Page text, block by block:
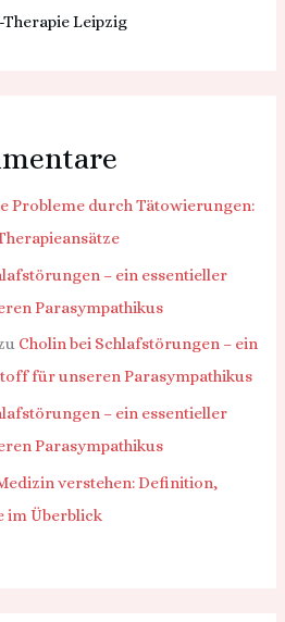
Leipzig
Probleme durch Tätowierungen:
– ein essentieller
Parasympathikus
Cholin bei Schlafstörungen – ein
für unseren Parasympathikus
– ein essentieller
Parasympathikus
verstehen: Definition,
im Überblick